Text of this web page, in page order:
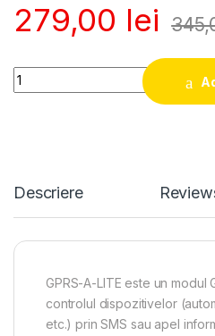
279,00 lei
Quantity
Descriere
GPRS-A-LITE este un modul
controlul dispozitivelor
etc.) prin SMS sau apel